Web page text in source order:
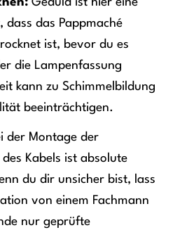
Geduld ist hier eine
dass das Pappmaché
ist, bevor du es
die Lampenfassung
kann zu Schimmelbildung
beeinträchtigen.
der Montage der
Kabels ist absolute
du dir unsicher bist, lass
von einem Fachmann
nur geprüfte